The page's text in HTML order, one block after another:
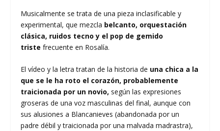
Musicalmente se trata de una pieza inclasificable y
experimental, que mezcla belcanto, orquestación
clásica, ruidos tecno y el pop de gemido
triste frecuente en Rosalía.
El vídeo y la letra tratan de la historia de una chica a la
que se le ha roto el corazón, probablemente
traicionada por un novio, según las expresiones
groseras de una voz masculinas del final, aunque con
sus alusiones a Blancanieves (abandonada por un
padre débil y traicionada por una malvada madrastra),